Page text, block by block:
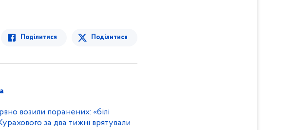
Поділитися Поділитися
возили поранених: «білі
за два тижні врятували